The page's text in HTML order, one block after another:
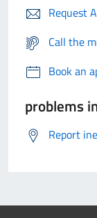
Request
Call the
Book an
problems
Report